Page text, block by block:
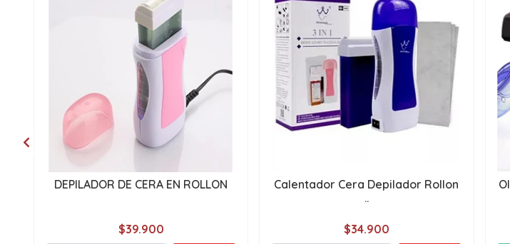
DEPILADOR DE CERA EN ROLLON
$39.900
Calentador Cera Depilador Rollon
..
$34.900